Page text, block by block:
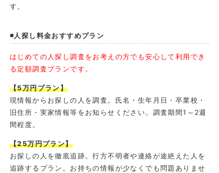
す。
◾️人探し料金おすすめプラン
はじめての人探し調査をお考えの方でも安心して利用でき
る定額調査プランです。
【5万円プラン】
現情報からお探しの人を調査。氏名・生年月日・卒業校・
旧住所・実家情報等をお知らせください。調査期間1～2週
間程度。
【25万円プラン】
お探しの人を徹底追跡。行方不明者や連絡が途絶えた人を
追跡するプラン。お持ちの情報が少なくでも問題ありませ